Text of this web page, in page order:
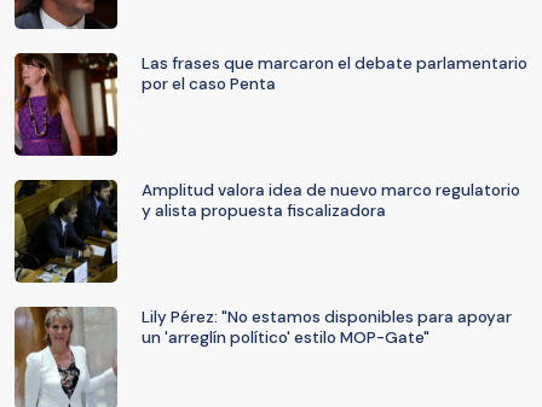
Las frases que marcaron el debate parlamentario
por el caso Penta
Amplitud valora idea de nuevo marco regulatorio
y alista propuesta fiscalizadora
Lily Pérez: "No estamos disponibles para apoyar
un 'arreglín político' estilo MOP-Gate"